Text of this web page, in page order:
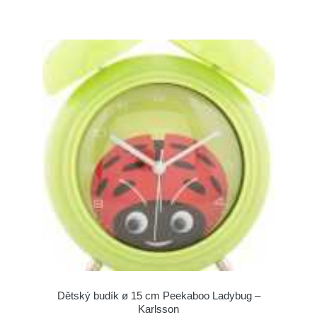
Dětský budík ø 15 cm Peekaboo Ladybug –
Karlsson